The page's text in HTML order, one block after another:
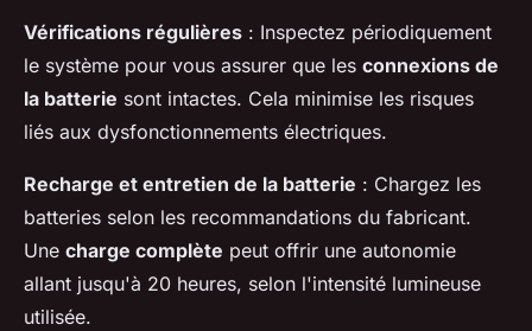
Vérifications régulières : Inspectez périodiquement
le système pour vous assurer que les connexions de
la batterie sont intactes. Cela minimise les risques
liés aux dysfonctionnements électriques.
Recharge et entretien de la batterie : Chargez les
batteries selon les recommandations du fabricant.
Une charge complète peut offrir une autonomie
allant jusqu'à 20 heures, selon l'intensité lumineuse
utilisée.